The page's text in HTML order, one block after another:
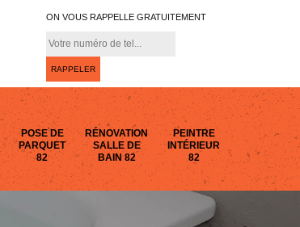
ON VOUS RAPPELLE GRATUITEMENT
POSE DE
PARQUET
82
RÉNOVATION
SALLE DE
BAIN 82
PEINTRE
INTÉRIEUR
82